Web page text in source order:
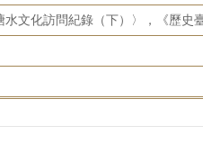
水文化訪問紀錄（下）〉，《歷